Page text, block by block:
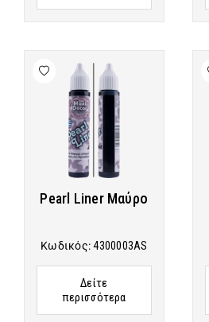
Pearl Liner Μαύρο
Κωδικός:4300003AS
Δείτε
περισσότερα